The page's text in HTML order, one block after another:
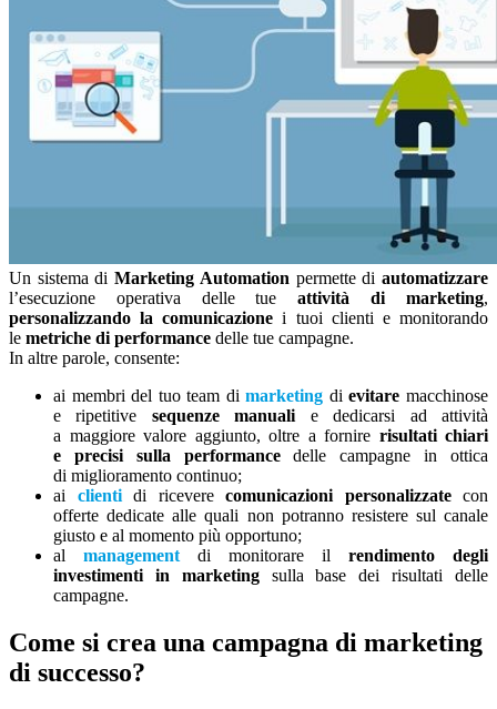
Un sistema diMarketing Automation permette diautomatizzare
l’esecuzione operativa delle tueattività di marketing,
personalizzando la comunicazione i tuoi clienti e monitorando
le metriche di performance delle tue campagne.
In altre parole, consente:
ai membri del tuo team dimarketing dievitare macchinose
e ripetitive sequenze manuali e dedicarsi ad attività
a maggiore valore aggiunto, oltre a fornire risultati chiari
e precisi sulla performancedelle campagne in ottica
di miglioramento continuo;
ai clientidi ricevere comunicazioni personalizzatecon
offerte dedicate alle quali non potranno resistere sul canale
giusto e al momento più opportuno;
al management di monitorare il rendimento degli
investimenti in marketingsulla base dei risultati delle
campagne.
Come si crea una campagna di marketing
di successo?